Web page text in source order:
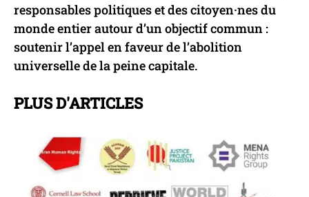
responsables politiques et des citoyen·nes du
monde entier autour d’un objectif commun :
soutenir l’appel en faveur de l’abolition
universelle de la peine capitale.
PLUS D'ARTICLES